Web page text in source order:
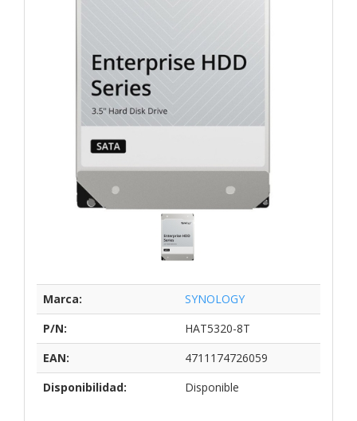
Marca:
SYNOLOGY
P/N:
HAT5320-8T
EAN:
4711174726059
Disponibilidad:
Disponible